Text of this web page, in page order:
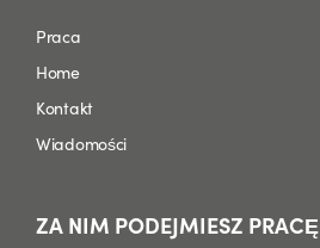
Praca
Home
Kontakt
Wiadomości
ZA NIM PODEJMIESZ PRACĘ